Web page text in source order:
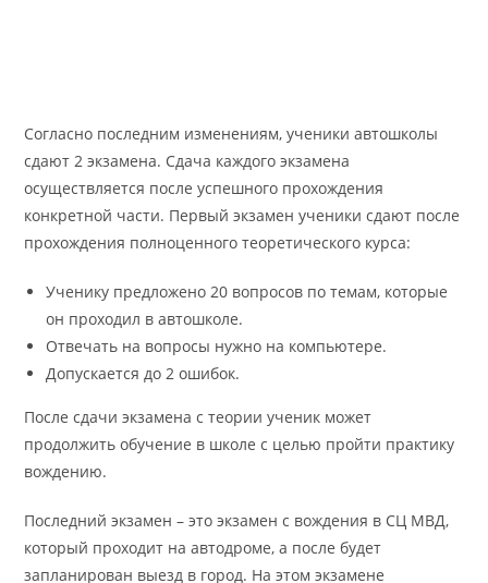
Согласно последним изменениям, ученики автошколы
сдают 2 экзамена. Сдача каждого экзамена
осуществляется после успешного прохождения
конкретной части. Первый экзамен ученики сдают после
прохождения полноценного теоретического курса:
Ученику предложено 20 вопросов по темам, которые
он проходил в автошколе.
Отвечать на вопросы нужно на компьютере.
Допускается до 2 ошибок.
После сдачи экзамена с теории ученик может
продолжить обучение в школе с целью пройти практику
вождению.
Последний экзамен – это экзамен с вождения в СЦ МВД,
который проходит на автодроме, а после будет
запланирован выезд в город. На этом экзамене